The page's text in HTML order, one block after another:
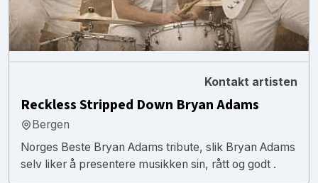
Kontakt artisten
Reckless Stripped Down Bryan Adams
Bergen
Norges Beste Bryan Adams tribute, slik Bryan Adams
selv liker å presentere musikken sin, rått og godt .